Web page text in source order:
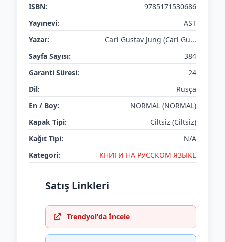
ISBN:
9785171530686
Yayınevi:
AST
Yazar:
Carl Gustav Jung (Carl Gu...
Sayfa Sayısı:
384
Garanti Süresi:
24
Dil:
Rusça
En / Boy:
NORMAL (NORMAL)
Kapak Tipi:
Ciltsiz (Ciltsiz)
Kağıt Tipi:
N/A
Kategori:
КНИГИ НА РУССКОМ ЯЗЫКЕ
Satış Linkleri
Trendyol'da İncele